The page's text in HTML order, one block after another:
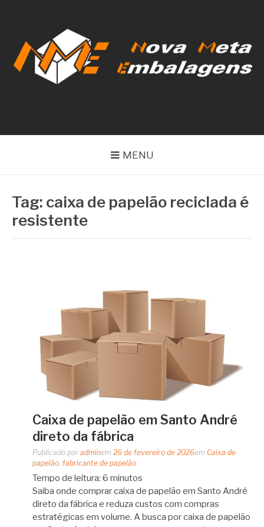
conteúdo
MENU
Tag: caixa de papelão reciclada é
resistente
Caixa de papelão em Santo André
direto da fábrica
Publicado por adminem 26 de fevereiro de 2026em Caixa de
papelão fabricante de papelão
Tempo de leitura: 6 minutos
Saiba onde comprar caixa de papelão em Santo André
direto da fábrica e reduza custos com compras
estratégicas em volume. A busca por caixa de papelão